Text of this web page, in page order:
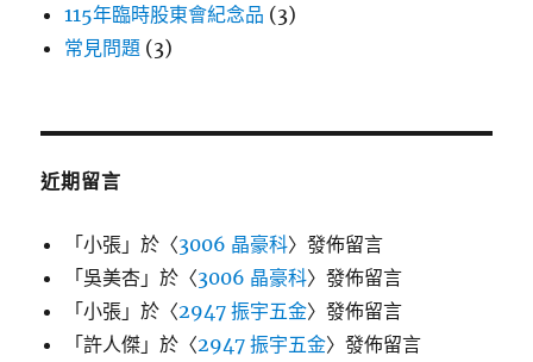
115年臨時股東會紀念品 (3)
常見問題 (3)
近期留言
「小張 」於〈3006 晶豪科〉發佈留言
「吳美杏 」於〈3006 晶豪科〉發佈留言
「小張 」於〈2947 振宇五金〉發佈留言
「許人傑 」於〈2947 振宇五金〉發佈留言